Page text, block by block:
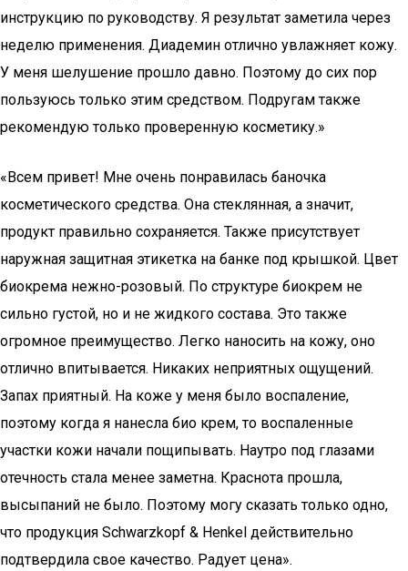
инструкцию по руководству. Я результат заметила через
неделю применения. Диадемин отлично увлажняет кожу.
У меня шелушение прошло давно. Поэтому до сих пор
пользуюсь только этим средством. Подругам также
рекомендую только проверенную косметику.»
«Всем привет! Мне очень понравилась баночка
косметического средства. Она стеклянная, а значит,
продукт правильно сохраняется. Также присутствует
наружная защитная этикетка на банке под крышкой. Цвет
биокрема нежно-розовый. По структуре биокрем не
сильно густой, но и не жидкого состава. Это также
огромное преимущество. Легко наносить на кожу, оно
отлично впитывается. Никаких неприятных ощущений.
Запах приятный. На коже у меня было воспаление,
поэтому когда я нанесла био крем, то воспаленные
участки кожи начали пощипывать. Наутро под глазами
отечность стала менее заметна. Краснота прошла,
высыпаний не было. Поэтому могу сказать только одно,
что продукция Schwarzkopf & Henkel действительно
подтвердила свое качество. Радует цена».